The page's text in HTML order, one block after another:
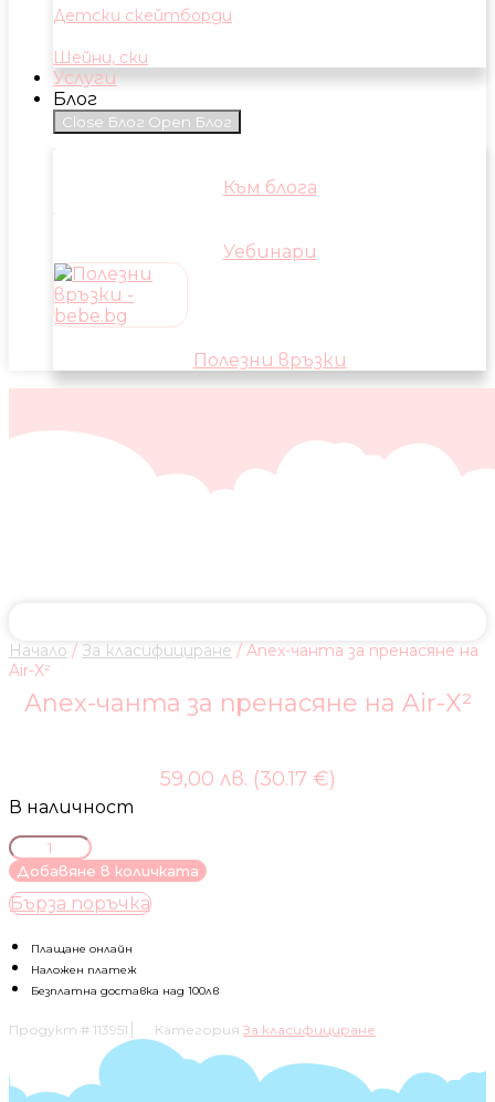
Детски скейтборди
Шейни, ски
Услуги
Блог
Close Блог Open Блог
Към блога
Уебинари
Полезни връзки
Начало / За класифициране / Anex-чанта за пренасяне на
Air-X²
Anex-чанта за пренасяне на Air-X²
59,00 лв. (30.17 €)
В наличност
количество
за
Anex-
чанта
пренасяне
на
Air-
Добавяне в количката
Бърза поръчка
Плащане онлайн
Наложен платеж
Безплатна доставка над 100лв
Продукт # 113951 Категория За класифициране